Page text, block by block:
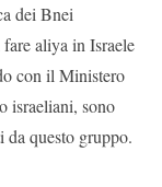
dei Bnei
aliya in Israele
con il Ministero
israeliani, sono
da questo gruppo.